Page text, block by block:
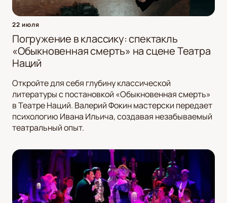
22 июля
Погружение в классику: спектакль
«Обыкновенная смерть» на сцене Театра
Наций
Откройте для себя глубину классической
литературы с постановкой «Обыкновенная смерть»
в Театре Наций. Валерий Фокин мастерски передает
психологию Ивана Ильича, создавая незабываемый
театральный опыт.